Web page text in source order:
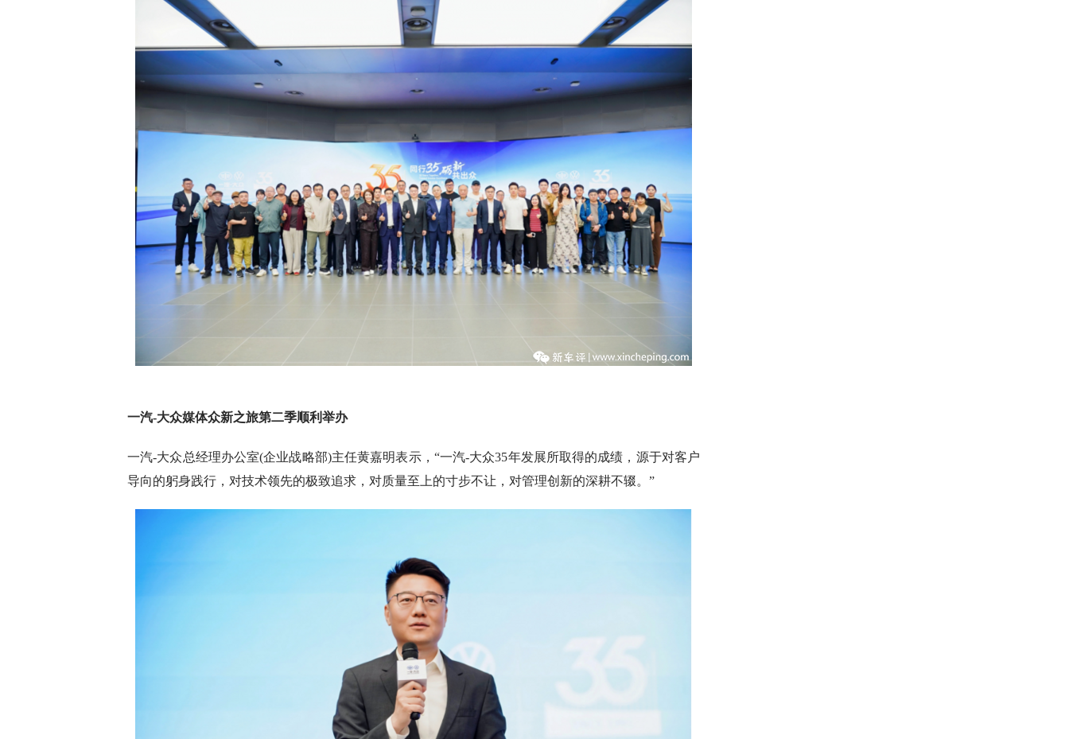
一汽-大众媒体众新之旅第二季顺利举办
一汽-大众总经理办公室(企业战略部)主任黄嘉明表示，“一汽-大众35年发展所取得的成绩，源于对客户
导向的躬身践行，对技术领先的极致追求，对质量至上的寸步不让，对管理创新的深耕不辍。”